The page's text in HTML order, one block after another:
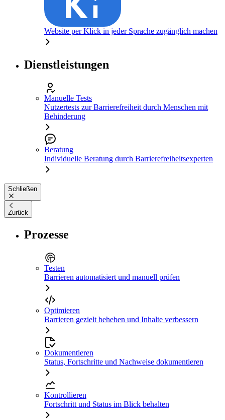
Website per Klick in jeder Sprache zugänglich machen
Dienstleistungen
Manuelle Tests
Nutzertests zur Barrierefreiheit durch Menschen mit
Behinderung
Beratung
Individuelle Beratung durch Barrierefreiheitsexperten
Schließen
Zurück
Prozesse
Testen
Barrieren automatisiert und manuell prüfen
Optimieren
Barrieren gezielt beheben und Inhalte verbessern
Dokumentieren
Status, Fortschritte und Nachweise dokumentieren
Kontrollieren
Fortschritt und Status im Blick behalten